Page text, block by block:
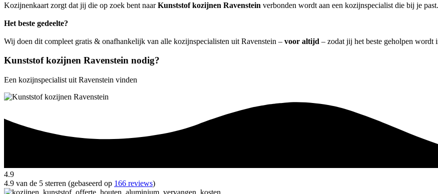
Kozijnenkaart zorgt dat jij die op zoek bent naarKunststof kozijnen Ravenstein verbonden wordt aan een kozijnspecialist die bij je past.
Het beste gedeelte?
Wij doen dit compleet gratis & onafhankelijk van alle kozijnspecialisten uit Ravenstein – voor altijd – zodat jij het beste geholpen wordt
Kunststof kozijnen Ravenstein nodig?
Een kozijnspecialist uit Ravenstein vinden
4.9
4.9 van de 5 sterren (gebaseerd op 166 reviews)